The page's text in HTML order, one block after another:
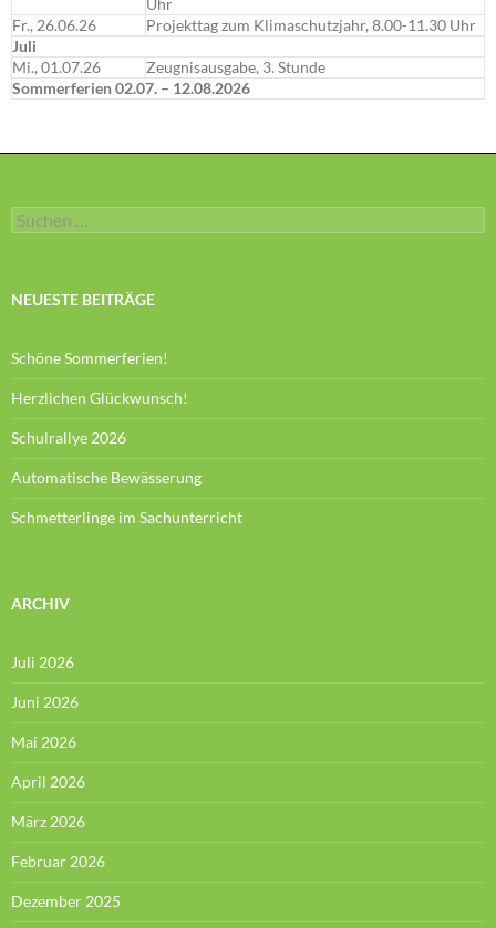
Fr., 26.06.26
Projekttag zum Klimaschutzjahr, 8.00-11.30 Uhr
Juli
Mi., 01.07.26
Zeugnisausgabe, 3. Stunde
Sommerferien 02.07. – 12.08.2026
Suchen
nach:
NEUESTE BEITRÄGE
Schöne Sommerferien!
Herzlichen Glückwunsch!
Schulrallye 2026
Automatische Bewässerung
Schmetterlinge im Sachunterricht
ARCHIV
Juli 2026
Juni 2026
Mai 2026
April 2026
März 2026
Februar 2026
Dezember 2025